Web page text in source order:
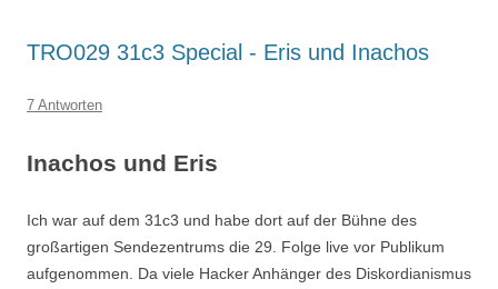
TRO029 31c3 Special - Eris und Inachos
7 Antworten
Inachos und Eris
Ich war auf dem 31c3 und habe dort auf der Bühne des
großartigen Sendezentrums die 29. Folge live vor Publikum
aufgenommen. Da viele Hacker Anhänger des Diskordianismus